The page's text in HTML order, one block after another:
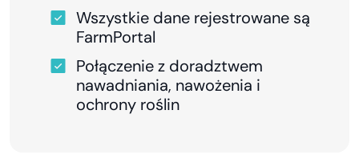
Wszystkie dane rejestrowane są
FarmPortal
Połączenie z doradztwem
nawadniania, nawożenia i
ochrony roślin